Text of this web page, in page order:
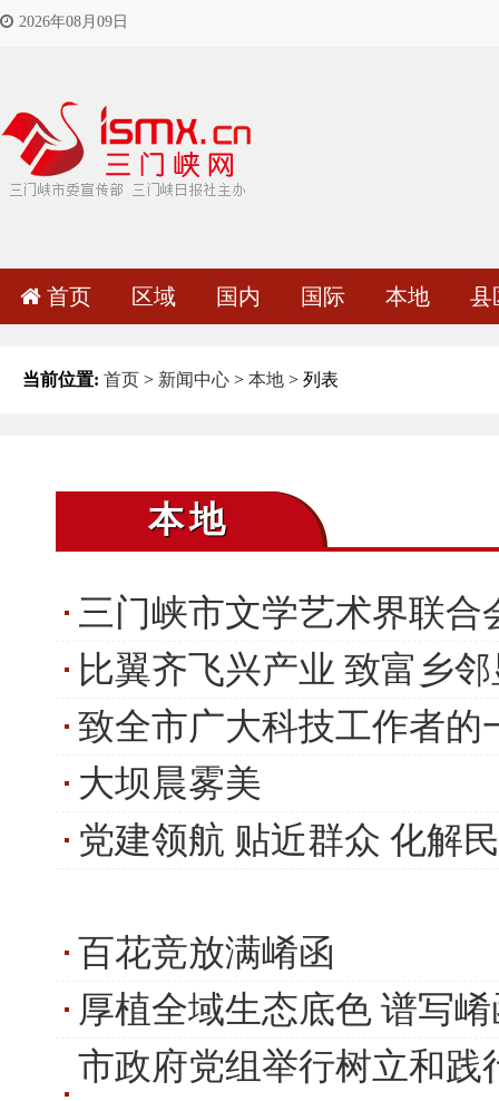
2026年08月09日
首页 区域 国内 国际 本地 县
当前位置: 首页 > 新闻中心 > 本地 > 列表
本地
三门峡市文学艺术界联
比翼齐飞兴产业 致富乡
致全市广大科技工作者的
大坝晨雾美
党建领航 贴近群众 化解
百花竞放满崤函
厚植全域生态底色 谱写
市政府党组举行树立和践